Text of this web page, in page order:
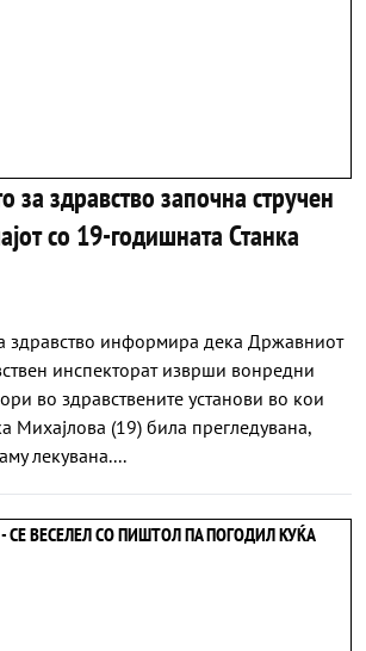
за здравство започна стручен
со 19-годишната Станка
здравство информира дека Државниот
инспекторат изврши вонредни
во здравствените установи во кои
Михајлова (19) била прегледувана,
лекувана....